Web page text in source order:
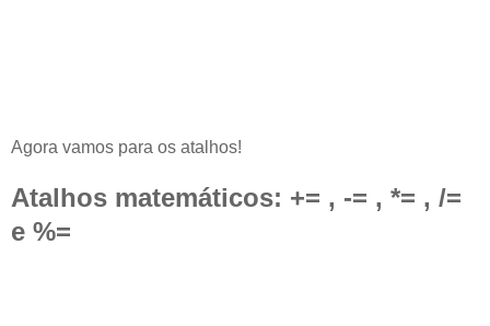
Agora vamos para os atalhos!
Atalhos matemáticos: += , -= , *= , /=
e %=